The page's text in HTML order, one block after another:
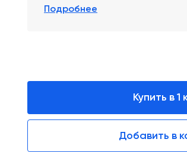
Подбор и поставка
Экспертиза
Технический аудит
производств
Подробнее
Купить в 1
Добавить в